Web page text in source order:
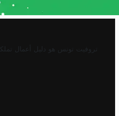
تروفيت تونس هو دليل أعمال